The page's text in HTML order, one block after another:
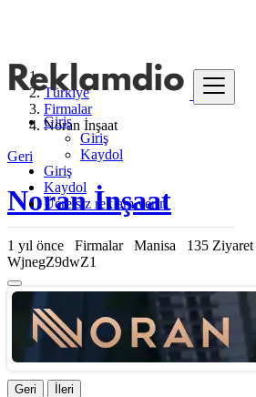
Giriş
Giriş
Kaydol
Giriş
Kaydol
Ücretsiz reklam verin
Türkiye
Firmalar
Noran İnşaat
Geri
Noran İnşaat
1 yıl önce Firmalar Manisa 135 Ziyaret
WjnegZ9dwZ1
Geri İleri